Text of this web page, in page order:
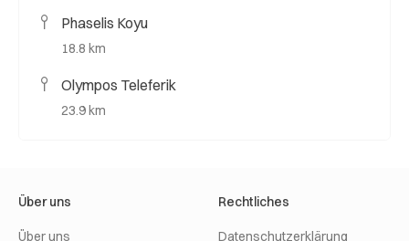
Phaselis Koyu
18.8 km
Olympos Teleferik
23.9 km
Über uns
Über uns
Rechtliches
Datenschutzerklärung